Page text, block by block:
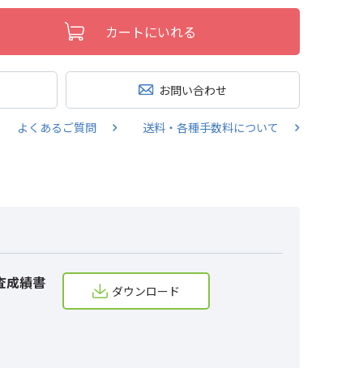
カートにいれる
お問い合わせ
よくあるご質問 送料・各種手数料について
成績書 ダウンロード